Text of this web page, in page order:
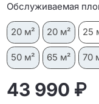
Обслуживаемая
20 м² 20 м² 25
50 м² 65 м² 70
43 990 ₽